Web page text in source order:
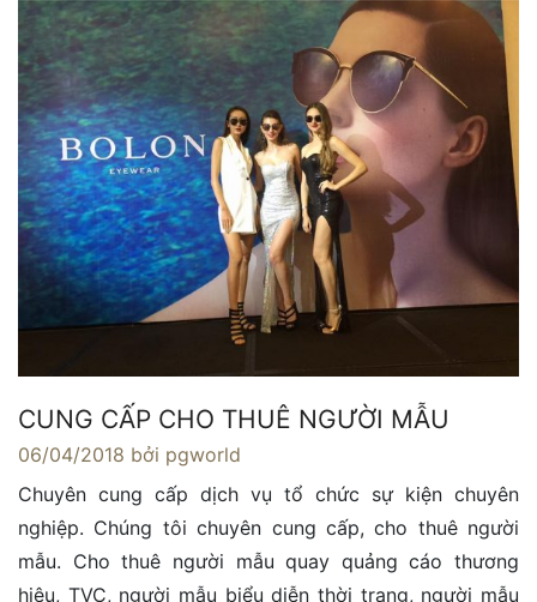
CUNG CẤP CHO THUÊ NGƯỜI MẪU
06/04/2018 bởi pgworld
Chuyên cung cấp dịch vụ tổ chức sự kiện chuyên
nghiệp. Chúng tôi chuyên cung cấp, cho thuê người
mẫu. Cho thuê người mẫu quay quảng cáo thương
hiệu, TVC, người mẫu biểu diễn thời trang, người mẫu